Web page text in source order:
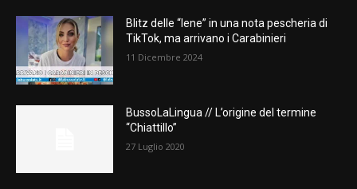
Blitz delle “Iene” in una nota pescheria di
TikTok, ma arrivano i Carabinieri
11 Dicembre 2024
BussoLaLingua // L’origine del termine
“Chiattillo”
27 Luglio 2020